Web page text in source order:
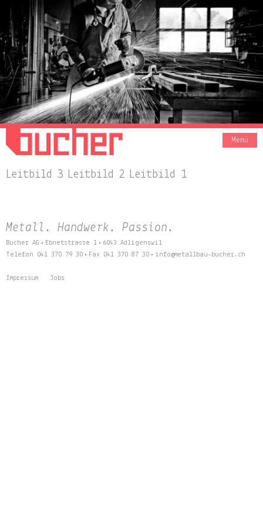
Menü
Leitbild 3 Leitbild 2 Leitbild 1
Metall . Handwerk . Passion.
Bucher AG Ebnetstrasse 1
6043 Adligenswil
Telefon 041 370 79 30
Fax 041 370 87 30 info@metallbau-bucher.ch
Impressum Jobs